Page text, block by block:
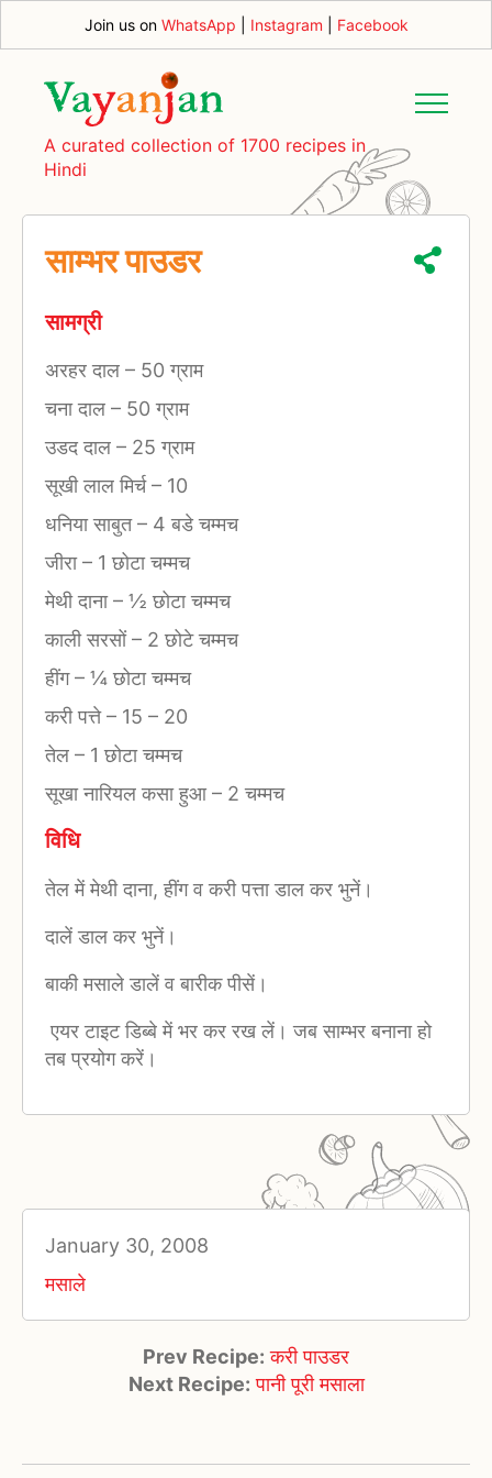
Join us on WhatsApp Instagram Facebook
A curated collection of 1700 recipes in
Hindi
साम्भर पाउडर
सामग्री
अरहर दाल – 50 ग्राम
चना दाल – 50 ग्राम
उडद दाल – 25 ग्राम
सूखी लाल मिर्च– 10
धनिया साबुत– 4 बडे चम्मच
जीरा– 1 छोटा चम्मच
मेथी दाना– ½ छोटा चम्मच
काली सरसों– 2 छोटे चम्मच
हींग– ¼ छोटा चम्मच
करी पत्ते– 15 – 20
तेल – 1 छोटा चम्मच
सूखा नारियल कसा हुआ – 2 चम्मच
विधि
तेल में मेथी दाना, हींग व करी पत्ता डाल कर भुनें।
दालें डाल कर भुनें।
बाकी मसाले डालें व बारीक पीसें।
एयर टाइट डिब्बे में भर कर रख लें। जब साम्भर बनाना हो
तब प्रयोग करें।
January 30, 2008
मसाले
Prev Recipe: करी पाउडर
Next Recipe: पानी पूरी मसाला